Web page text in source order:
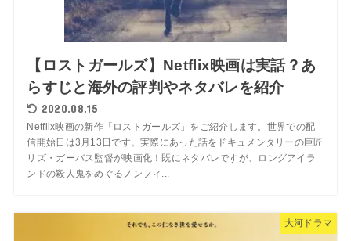
【ロストガールズ】Netflix映画は実話？あ
らすじと海外の評判やネタバレを紹介
2020.08.15
Netflix映画の新作「ロストガールズ」をご紹介します。世界での配
信開始日は3月13日です。実際にあった話をドキュメンタリーの巨匠
リズ・ガーバス監督が映画化！既にネタバレですが、ロングアイラ
ンドの殺人鬼をめぐるノンフィ...
大河ドラマ